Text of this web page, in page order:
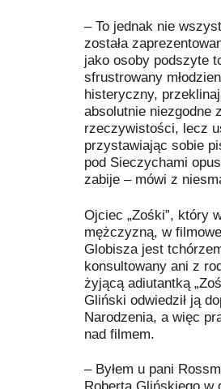
– To jednak nie
została
jako osoby podszyte
sfrustrowany
histeryczny,
absolutnie niezgodne
rzeczywistości, lecz
przystawiając sobie
pod Sieczychami
zabije – mówi z
Ojciec „Zośki”, który
mężczyzną, w
Globisza jest
konsultowany ani z
żyjącą adiutantką
Gliński odwiedził ją
Narodzenia, a więc
nad filmem.
– Byłem u pani